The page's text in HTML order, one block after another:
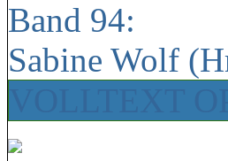
Band 94:
Sabine Wolf